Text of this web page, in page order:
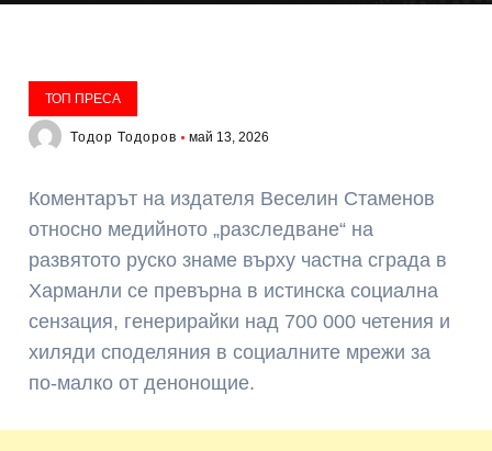
ТОП ПРЕСА
Тодор Тодоров май 13, 2026
Коментарът на издателя Веселин Стаменов
относно медийното „разследване“ на
развятото руско знаме върху частна сграда в
Харманли се превърна в истинска социална
сензация, генерирайки над 700 000 четения и
хиляди споделяния в социалните мрежи за
по-малко от денонощие.